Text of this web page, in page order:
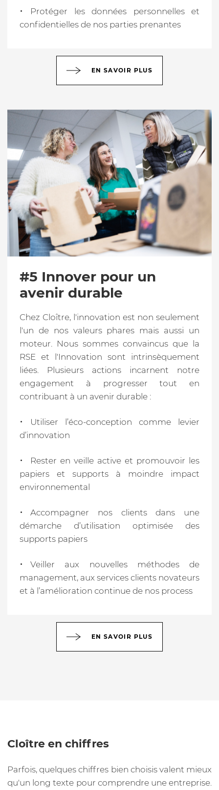
EN SAVOIR PLUS
Protéger les données personnelles et
confidentielles de nos parties prenantes
EN SAVOIR PLUS
#5 Innover pour un
avenir durable
Chez Cloître, l'innovation est non seulement
l'un de nos valeurs phares mais aussi un
moteur. Nous sommes convaincus que la
RSE et l'Innovation sont intrinsèquement
liées. Plusieurs actions incarnent notre
engagement à progresser tout en
contribuant à un avenir durable :
Utiliser l’éco-conception comme levier
d’innovation
Rester en veille active et promouvoir les
papiers et supports à moindre impact
environnemental
Accompagner nos clients dans une
démarche d’utilisation optimisée des
supports papiers
Veiller aux nouvelles méthodes de
management, aux services clients novateurs
et à l’amélioration continue de nos process
Cloître en chiffres
Parfois, quelques chiffres bien choisis valent mieux
qu'un long texte pour comprendre une entreprise.